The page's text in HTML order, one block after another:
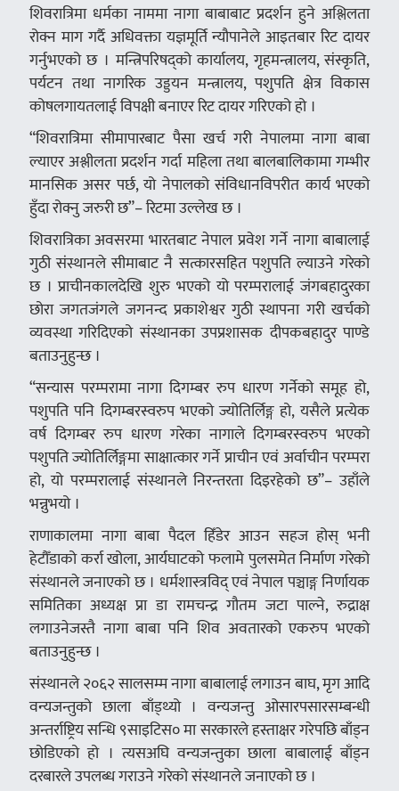
शिवरात्रिमा धर्मका नाममा नागा बाबाबाट प्रदर्शन हुने अश्लिलता
रोक्न माग गर्दै अधिवक्ता यज्ञमूर्ति न्यौपानेले आइतबार रिट दायर
गर्नुभएको छ । मन्त्रिपरिषद्को कार्यालय, गृहमन्त्रालय, संस्कृति,
पर्यटन तथा नागरिक उड्डयन मन्त्रालय, पशुपति क्षेत्र विकास
कोषलगायतलाई विपक्षी बनाएर रिट दायर गरिएको हो ।
“शिवरात्रिमा सीमापारबाट पैसा खर्च गरी नेपालमा नागा बाबा
ल्याएर अश्लीलता प्रदर्शन गर्दा महिला तथा बालबालिकामा गम्भीर
मानसिक असर पर्छ, यो नेपालको संविधानविपरीत कार्य भएको
हुँदा रोक्नु जरुरी छ”– रिटमा उल्लेख छ ।
शिवरात्रिका अवसरमा भारतबाट नेपाल प्रवेश गर्ने नागा बाबालाई
गुठी संस्थानले सीमाबाट नै सत्कारसहित पशुपति ल्याउने गरेको
छ । प्राचीनकालदेखि शुरु भएको यो परम्परालाई जंगबहादुरका
छोरा जगतजंगले जगनन्द प्रकाशेश्वर गुठी स्थापना गरी खर्चको
व्यवस्था गरिदिएको संस्थानका उपप्रशासक दीपकबहादुर पाण्डे
बताउनुहुन्छ ।
“सन्यास परम्परामा नागा दिगम्बर रुप धारण गर्नेको समूह हो,
पशुपति पनि दिगम्बरस्वरुप भएको ज्योतिर्लिङ्ग हो, यसैले प्रत्येक
वर्ष दिगम्बर रुप धारण गरेका नागाले दिगम्बरस्वरुप भएको
पशुपति ज्योतिर्लिङ्गमा साक्षात्कार गर्ने प्राचीन एवं अर्वाचीन परम्परा
हो, यो परम्परालाई संस्थानले निरन्तरता दिइरहेको छ”– उहाँले
भन्नुभयो ।
राणाकालमा नागा बाबा पैदल हिँडेर आउन सहज होस् भनी
हेटौँडाको कर्रा खोला, आर्यघाटको फलामे पुलसमेत निर्माण गरेको
संस्थानले जनाएको छ । धर्मशास्त्रविद् एवं नेपाल पञ्चाङ्ग निर्णायक
समितिका अध्यक्ष प्रा डा रामचन्द्र गौतम जटा पाल्ने, रुद्राक्ष
लगाउनेजस्तै नागा बाबा पनि शिव अवतारको एकरुप भएको
बताउनुहुन्छ ।
संस्थानले २०६२ सालसम्म नागा बाबालाई लगाउन बाघ, मृग आदि
वन्यजन्तुको छाला बाँड्थ्यो । वन्यजन्तु ओसारपसारसम्बन्धी
अन्तर्राष्ट्रिय सन्धि ९साइटिस० मा सरकारले हस्ताक्षर गरेपछि बाँड्न
छोडिएको हो । त्यसअघि वन्यजन्तुका छाला बाबालाई बाँड्न
दरबारले उपलब्ध गराउने गरेको संस्थानले जनाएको छ ।